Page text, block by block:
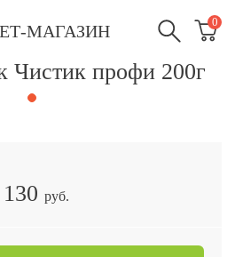
МАГАЗИН 0
Чистик профи 200г
130 руб.